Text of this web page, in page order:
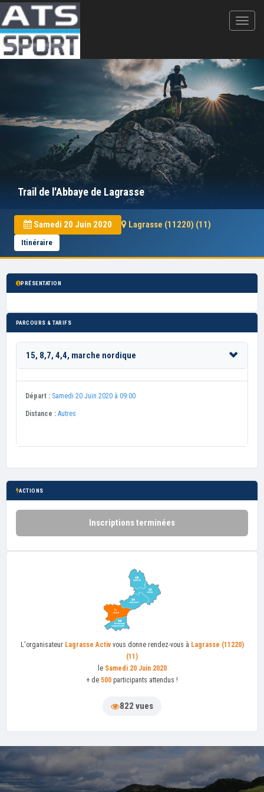
Trail de l'Abbaye de Lagrasse
Samedi 20 Juin 2020 Lagrasse (11220) (11)
Itinéraire
PRÉSENTATION
PARCOURS & TARIFS
15, 8,7, 4,4, marche nordique
Départ : Samedi 20 Juin 2020 à 09:00
Distance : Autres
ACTIONS
Inscriptions terminées
L'organisateur Lagrasse Activvous donne rendez-vous à Lagrasse (11220)
(11)
le Samedi 20 Juin 2020
+ de 500 participants attendus !
822 vues